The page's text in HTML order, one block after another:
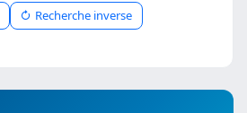
Recherche inverse